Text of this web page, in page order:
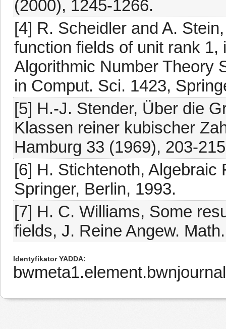
(2000), 1245-1266.
[4] R. Scheidler and A.
function fields of unit rank
Algorithmic Number Theory
in Comput. Sci. 1423,
[5] H.-J. Stender, Über die
Klassen reiner kubischer
Hamburg 33 (1969), 203-
[6] H. Stichtenoth,
Springer, Berlin, 1993.
[7] H. C. Williams, Some
fields, J. Reine Angew.
Identyfikator YADDA